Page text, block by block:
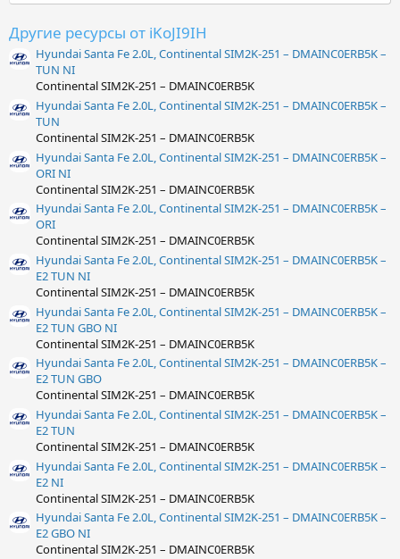
Другие ресурсы от iKoJI9IH
Hyundai Santa Fe 2.0L, Continental SIM2K-251 – DMAINC0ERB5K –
TUN NI
Continental SIM2K-251 – DMAINC0ERB5K
Hyundai Santa Fe 2.0L, Continental SIM2K-251 – DMAINC0ERB5K –
TUN
Continental SIM2K-251 – DMAINC0ERB5K
Hyundai Santa Fe 2.0L, Continental SIM2K-251 – DMAINC0ERB5K –
ORI NI
Continental SIM2K-251 – DMAINC0ERB5K
Hyundai Santa Fe 2.0L, Continental SIM2K-251 – DMAINC0ERB5K –
ORI
Continental SIM2K-251 – DMAINC0ERB5K
Hyundai Santa Fe 2.0L, Continental SIM2K-251 – DMAINC0ERB5K –
E2 TUN NI
Continental SIM2K-251 – DMAINC0ERB5K
Hyundai Santa Fe 2.0L, Continental SIM2K-251 – DMAINC0ERB5K –
E2 TUN GBO NI
Continental SIM2K-251 – DMAINC0ERB5K
Hyundai Santa Fe 2.0L, Continental SIM2K-251 – DMAINC0ERB5K –
E2 TUN GBO
Continental SIM2K-251 – DMAINC0ERB5K
Hyundai Santa Fe 2.0L, Continental SIM2K-251 – DMAINC0ERB5K –
E2 TUN
Continental SIM2K-251 – DMAINC0ERB5K
Hyundai Santa Fe 2.0L, Continental SIM2K-251 – DMAINC0ERB5K –
E2 NI
Continental SIM2K-251 – DMAINC0ERB5K
Hyundai Santa Fe 2.0L, Continental SIM2K-251 – DMAINC0ERB5K –
E2 GBO NI
Continental SIM2K-251 – DMAINC0ERB5K